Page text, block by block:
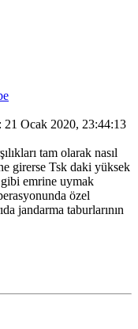
: 21 Ocak 2020, 23:44:13
tam olarak nasıl
girerse Tsk daki yüksek
gibi emrine uymak
özel
jandarma taburlarının